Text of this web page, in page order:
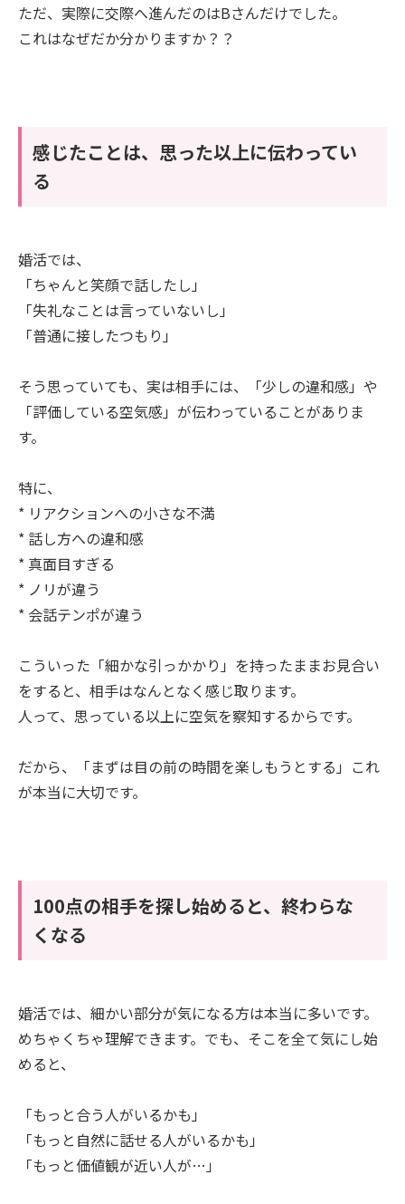
ただ、実際に交際へ進んだのはBさんだけでした。
これはなぜだか分かりますか？？
感じたことは、思った以上に伝わってい
る
婚活では、
「ちゃんと笑顔で話したし」
「失礼なことは言っていないし」
「普通に接したつもり」
そう思っていても、実は相手には、「少しの違和感」や
「評価している空気感」が伝わっていることがありま
す。
特に、
* リアクションへの小さな不満
* 話し方への違和感
* 真面目すぎる
* ノリが違う
* 会話テンポが違う
こういった「細かな引っかかり」を持ったままお見合い
をすると、相手はなんとなく感じ取ります。
人って、思っている以上に空気を察知するからです。
だから、「まずは目の前の時間を楽しもうとする」これ
が本当に大切です。
100点の相手を探し始めると、終わらな
くなる
婚活では、細かい部分が気になる方は本当に多いです。
めちゃくちゃ理解できます。でも、そこを全て気にし始
めると、
「もっと合う人がいるかも」
「もっと自然に話せる人がいるかも」
「もっと価値観が近い人が…」